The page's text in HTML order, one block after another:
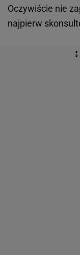
Oczywiście nie
najpierw